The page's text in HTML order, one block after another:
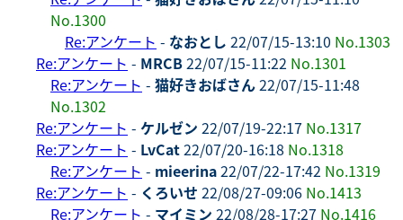
No.1300
Re:アンケート - なおとし 22/07/15-13:10 No.1303
Re:アンケート - MRCB22/07/15-11:22 No.1301
Re:アンケート - 猫好きおばさん22/07/15-11:48
No.1302
Re:アンケート - ケルゼン 22/07/19-22:17 No.1317
Re:アンケート - LvCat22/07/20-16:18 No.1318
Re:アンケート - mieerina22/07/22-17:42 No.1319
Re:アンケート - くろいせ 22/08/27-09:06 No.1413
Re:アンケート - マイミン 22/08/28-17:27 No.1416